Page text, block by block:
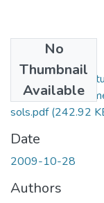
No
Thumbnail
Available
Methodologie-
a-vis-des-
sols.pdf(242.92
Date
2009-10-28
Authors